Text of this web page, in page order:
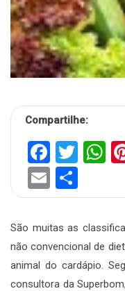
Compartilhe:
Email
São muitas as
não convencional de
animal do cardápio.
consultora da